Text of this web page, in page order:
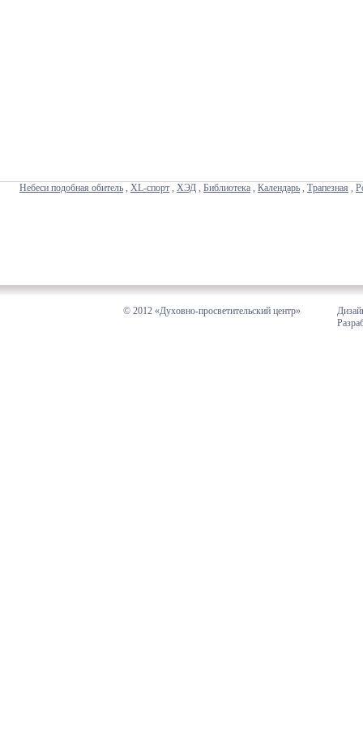
Небеси подобная обитель , XL-спорт , ХЭД , Библиотека , Календарь , Трапезная ,
© 2012 «Духовно-просветительский центр»